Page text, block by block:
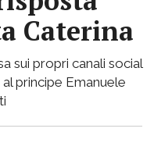
Caterina
sui propri canali social
principe Emanuele